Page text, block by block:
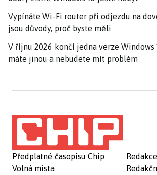
Vypínáte Wi-Fi router při odjezdu na
jsou důvody, proč byste měli
V říjnu 2026 končí jedna verze Windows
máte jinou a nebudete mít problém
Předplatné časopisu Chip
Volná místa